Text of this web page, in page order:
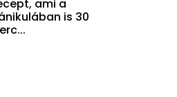
ami a
is 30